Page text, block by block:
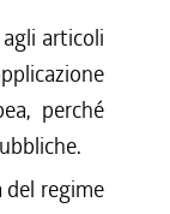
articoli
perché
del regime